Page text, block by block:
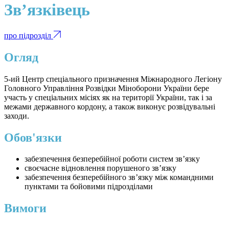
Зв’язківець
про підрозділ
Огляд
5-ий Центр спеціального призначення Міжнародного Легіону
Головного Управління Розвідки Міноборони України бере
участь у спеціальних місіях як на території України, так і за
межами державного кордону, а також виконує розвідувальні
заходи.
Обов'язки
забезпечення безперебійної роботи систем зв’язку
своєчасне відновлення порушеного зв’язку
забезпечення безперебійного зв’язку між командними
пунктами та бойовими підрозділами
Вимоги